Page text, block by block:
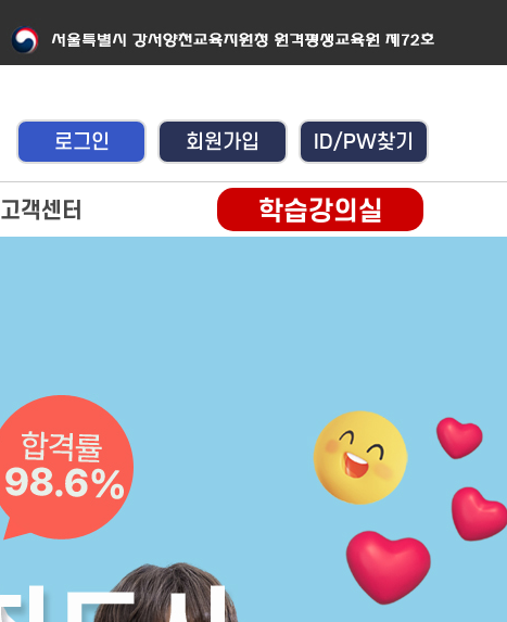
로그인 회원가입 ID/PW찾기
고객센터 학습강의실